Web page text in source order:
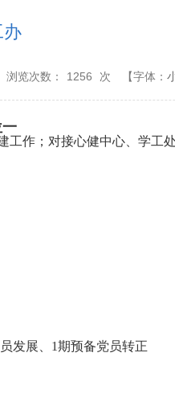
办
浏览次数： 1256 次 【字体：
工作；对接心健中心、学工
发展、1期预备党员转正